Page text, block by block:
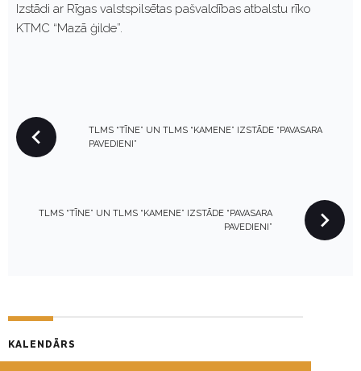
Izstādi ar Rīgas valstspilsētas pašvaldības atbalstu rīko
KTMC “Mazā ģilde”.
O
S
I
TLMS “TĪNE” UN TLMS “KAMENE” IZSTĀDE “PAVASARA
PAVEDIENI”
TLMS “TĪNE” UN TLMS “KAMENE” IZSTĀDE “PAVASARA
PAVEDIENI”
KALENDĀRS